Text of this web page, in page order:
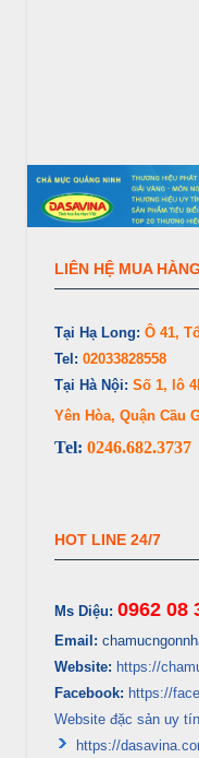
LIÊN HỆ MUA HÀNG
Tại Hạ Long: Ô 41,
Tel: 02033828558
Tại Hà Nội: Số 1, lô
Yên Hòa, Quận Cầu
Tel: 0246.682.3737
HOT LINE 24/7
Ms Diệu: 0962 08
Email:
Website: https://
Facebook: https://
Website đặc sản uy
https://